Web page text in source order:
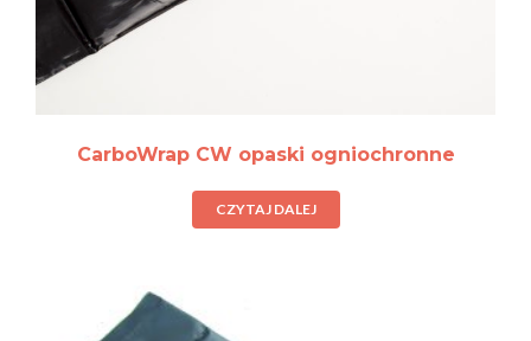
CarboWrap CW opaski ogniochronne
CZYTAJ DALEJ